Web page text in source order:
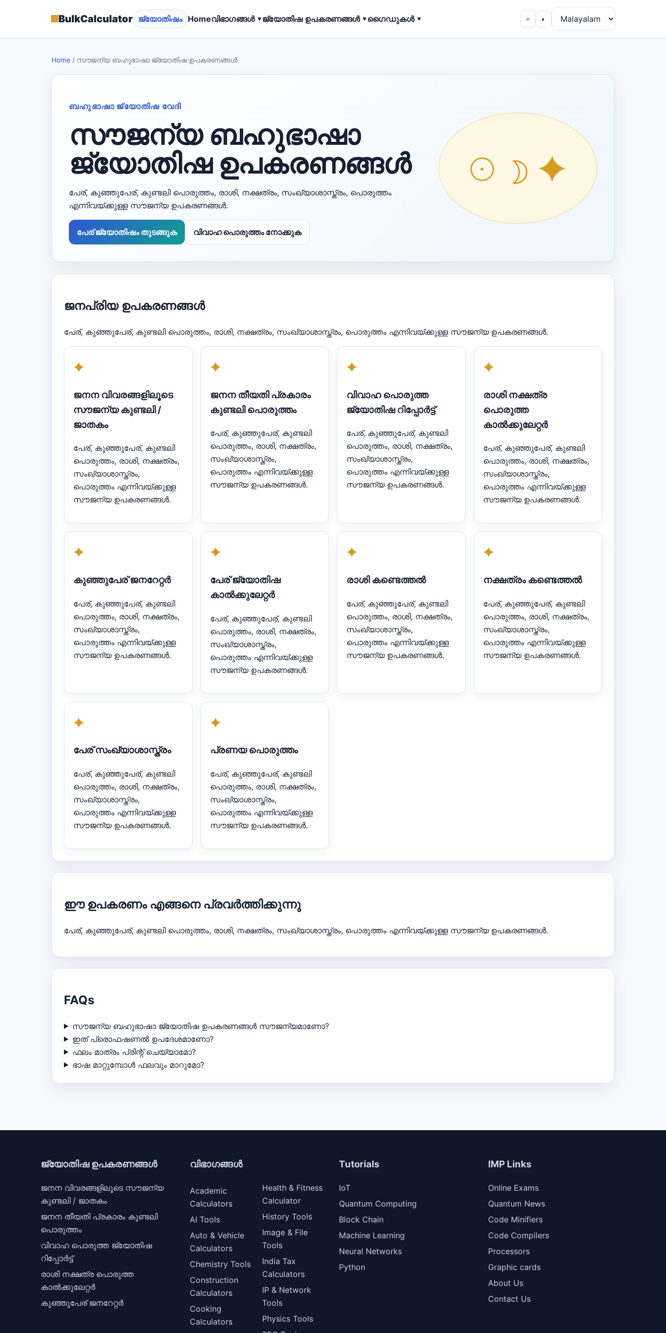
▦BulkCalculator ജ്യോതിഷം Homeവിഭാഗങ്ങൾ ▾ജ്യോതിഷ ഉപകരണങ്ങൾ ▾ഗൈഡുകൾ ▾ ⌕ ◐
Home / സൗജന്യ ബഹുഭാഷാ ജ്യോതിഷ ഉപകരണങ്ങൾ
ബഹുഭാഷാ ജ്യോതിഷ വേദി
സൗജന്യ ബഹുഭാഷാ
ജ്യോതിഷ ഉപകരണങ്ങൾ
പേര്, കുഞ്ഞുപേര്, കുണ്ടലി പൊരുത്തം, രാശി, നക്ഷത്രം, സംഖ്യാശാസ്ത്രം, പൊരുത്തം
എന്നിവയ്ക്കുള്ള സൗജന്യ ഉപകരണങ്ങൾ.
പേര് ജ്യോതിഷം തുടങ്ങുക വിവാഹ പൊരുത്തം നോക്കുക
☉ ☽ ✦
ജനപ്രിയ ഉപകരണങ്ങൾ
പേര്, കുഞ്ഞുപേര്, കുണ്ടലി പൊരുത്തം, രാശി, നക്ഷത്രം, സംഖ്യാശാസ്ത്രം, പൊരുത്തം എന്നിവയ്ക്കുള്ള സൗജന്യ ഉപകരണങ്ങൾ.
✦
ജനന വിവരങ്ങളിലൂടെ
സൗജന്യ കുണ്ടലി /
ജാതകം
പേര്, കുഞ്ഞുപേര്, കുണ്ടലി
പൊരുത്തം, രാശി, നക്ഷത്രം,
സംഖ്യാശാസ്ത്രം,
പൊരുത്തം എന്നിവയ്ക്കുള്ള
സൗജന്യ ഉപകരണങ്ങൾ.
✦
ജനന തീയതി പ്രകാരം
കുണ്ടലി പൊരുത്തം
പേര്, കുഞ്ഞുപേര്, കുണ്ടലി
പൊരുത്തം, രാശി, നക്ഷത്രം,
സംഖ്യാശാസ്ത്രം,
പൊരുത്തം എന്നിവയ്ക്കുള്ള
സൗജന്യ ഉപകരണങ്ങൾ.
✦
വിവാഹ പൊരുത്ത
ജ്യോതിഷ റിപ്പോർട്ട്
പേര്, കുഞ്ഞുപേര്, കുണ്ടലി
പൊരുത്തം, രാശി, നക്ഷത്രം,
സംഖ്യാശാസ്ത്രം,
പൊരുത്തം എന്നിവയ്ക്കുള്ള
സൗജന്യ ഉപകരണങ്ങൾ.
✦
രാശി നക്ഷത്ര
പൊരുത്ത
കാൽക്കുലേറ്റർ
പേര്, കുഞ്ഞുപേര്, കുണ്ടലി
പൊരുത്തം, രാശി, നക്ഷത്രം,
സംഖ്യാശാസ്ത്രം,
പൊരുത്തം എന്നിവയ്ക്കുള്ള
സൗജന്യ ഉപകരണങ്ങൾ.
✦
കുഞ്ഞുപേര് ജനറേറ്റർ
പേര്, കുഞ്ഞുപേര്, കുണ്ടലി
പൊരുത്തം, രാശി, നക്ഷത്രം,
സംഖ്യാശാസ്ത്രം,
പൊരുത്തം എന്നിവയ്ക്കുള്ള
സൗജന്യ ഉപകരണങ്ങൾ.
✦
പേര് ജ്യോതിഷ
കാൽക്കുലേറ്റർ
പേര്, കുഞ്ഞുപേര്, കുണ്ടലി
പൊരുത്തം, രാശി, നക്ഷത്രം,
സംഖ്യാശാസ്ത്രം,
പൊരുത്തം എന്നിവയ്ക്കുള്ള
സൗജന്യ ഉപകരണങ്ങൾ.
✦
രാശി കണ്ടെത്തൽ
പേര്, കുഞ്ഞുപേര്, കുണ്ടലി
പൊരുത്തം, രാശി, നക്ഷത്രം,
സംഖ്യാശാസ്ത്രം,
പൊരുത്തം എന്നിവയ്ക്കുള്ള
സൗജന്യ ഉപകരണങ്ങൾ.
✦
നക്ഷത്രം കണ്ടെത്തൽ
പേര്, കുഞ്ഞുപേര്, കുണ്ടലി
പൊരുത്തം, രാശി, നക്ഷത്രം,
സംഖ്യാശാസ്ത്രം,
പൊരുത്തം എന്നിവയ്ക്കുള്ള
സൗജന്യ ഉപകരണങ്ങൾ.
✦
പേര് സംഖ്യാശാസ്ത്രം
പേര്, കുഞ്ഞുപേര്, കുണ്ടലി
പൊരുത്തം, രാശി, നക്ഷത്രം,
സംഖ്യാശാസ്ത്രം,
പൊരുത്തം എന്നിവയ്ക്കുള്ള
സൗജന്യ ഉപകരണങ്ങൾ.
✦
പ്രണയ പൊരുത്തം
പേര്, കുഞ്ഞുപേര്, കുണ്ടലി
പൊരുത്തം, രാശി, നക്ഷത്രം,
സംഖ്യാശാസ്ത്രം,
പൊരുത്തം എന്നിവയ്ക്കുള്ള
സൗജന്യ ഉപകരണങ്ങൾ.
ഈ ഉപകരണം എങ്ങനെ പ്രവർത്തിക്കുന്നു
പേര്, കുഞ്ഞുപേര്, കുണ്ടലി പൊരുത്തം, രാശി, നക്ഷത്രം, സംഖ്യാശാസ്ത്രം, പൊരുത്തം എന്നിവയ്ക്കുള്ള സൗജന്യ ഉപകരണങ്ങൾ.
FAQs
സൗജന്യ ബഹുഭാഷാ ജ്യോതിഷ ഉപകരണങ്ങൾ സൗജന്യമാണോ?
ഇത് പ്രൊഫഷണൽ ഉപദേശമാണോ?
ഫലം മാത്രം പ്രിന്റ് ചെയ്യാമോ?
ഭാഷ മാറ്റുമ്പോൾ ഫലവും മാറുമോ?
ജ്യോതിഷ ഉപകരണങ്ങൾ
ജനന വിവരങ്ങളിലൂടെ സൗജന്യ
കുണ്ടലി / ജാതകം
ജനന തീയതി പ്രകാരം കുണ്ടലി
പൊരുത്തം
വിവാഹ പൊരുത്ത ജ്യോതിഷ
റിപ്പോർട്ട്
രാശി നക്ഷത്ര പൊരുത്ത
കാൽക്കുലേറ്റർ
കുഞ്ഞുപേര് ജനറേറ്റർ
വിഭാഗങ്ങൾ
Academic
Calculators
AI Tools
Auto & Vehicle
Calculators
Chemistry Tools
Construction
Calculators
Cooking
Calculators
Health & Fitness
Calculator
History Tools
Image & File
Tools
India Tax
Calculators
IP & Network
Tools
Physics Tools
Tutorials
IoT
Quantum Computing
Block Chain
Machine Learning
Neural Networks
Python
IMP Links
Online Exams
Quantum News
Code Minifiers
Code Compilers
Processors
Graphic cards
About Us
Contact Us